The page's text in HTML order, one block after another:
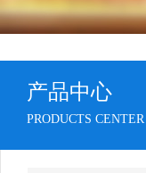
产品中心
PRODUCTS CENTER